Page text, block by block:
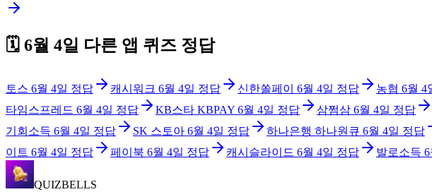
🗓️ 6월 4일 다른 앱 퀴즈 정답
토스 6월 4일 정답 캐시워크 6월 4일 정답 신한쏠페이 6월 4일 정답 농협 6월 4
타임스프레드 6월 4일 정답 KB스타 KBPAY 6월 4일 정답 삼쩜삼 6월 4일 정답
기회소득 6월 4일 정답 SK 스토아 6월 4일 정답 하나은행 하나원큐 6월 4일 정답
이트 6월 4일 정답 페이북 6월 4일 정답 캐시슬라이드 6월 4일 정답 발로소득 6
QUIZBELLS